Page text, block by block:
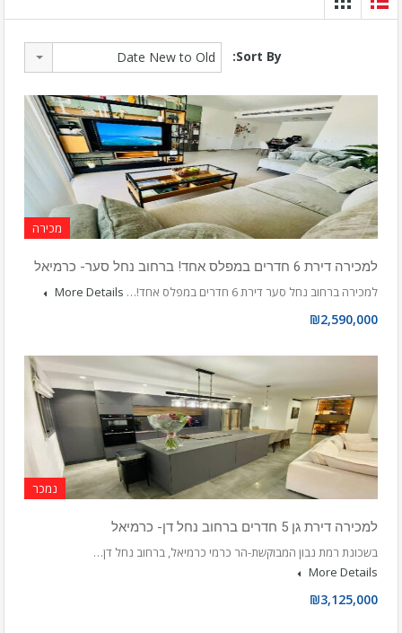
Sort By:
Date New to Old
מכירה
למכירה דירת 6 חדרים במפלס אחד! ברחוב נחל סער- כרמיאל
למכירה ברחוב נחל סער דירת 6 חדרים במפלס אחד!…
More Details
₪2,590,000
נמכר
למכירה דירת גן 5 חדרים ברחוב נחל דן- כרמיאל
בשכונת רמת נבון המבוקשת-הר כרמי כרמיאל, ברחוב נחל דן…
More Details
₪3,125,000